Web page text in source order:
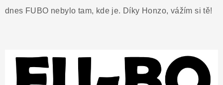
dnes FUBO nebylo tam, kde je. Díky Honzo, vážím si tě!